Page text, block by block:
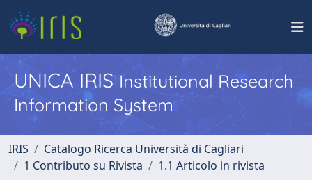
UNICA IRISInstitutional Research
Information System
IRIS
Catalogo Ricerca Università di Cagliari
1 Contributo su Rivista
1.1 Articolo in rivista